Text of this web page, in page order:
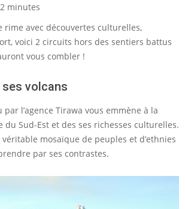
2 minutes
rime avec découvertes culturelles,
voici 2 circuits hors des sentiers battus
vous combler !
ses volcans
par l’agence Tirawa vous emmène à la
du Sud-Est et des ses richesses culturelles.
véritable mosaïque de peuples et d’ethnies
par ses contrastes.